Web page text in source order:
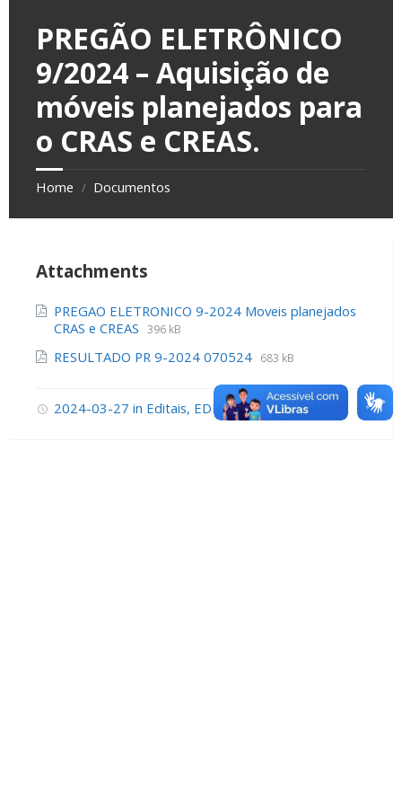
PREGÃO ELETRÔNICO
9/2024 – Aquisição de
móveis planejados para
o CRAS e CREAS.
Home / Documentos
Attachments
PREGAO ELETRONICO 9-2024 Moveis planejados
CRAS e CREAS 396 kB
RESULTADO PR 9-2024 070524 683 kB
2024-03-27 in Editais, EDITAL